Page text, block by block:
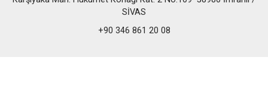
SİVAS
+90 346 861 20 08